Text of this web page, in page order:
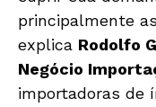
principalmente
explica Rodolfo
Negócio
importadoras de